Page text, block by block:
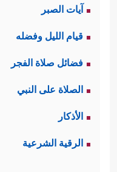
آيات الصبر
قيام الليل وفضله
فضائل صلاة الفجر
الصلاة على النبي
الأذكار
الرقية الشرعية